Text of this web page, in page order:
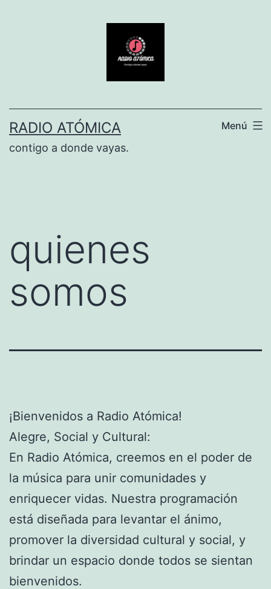
RADIO ATÓMICA
contigo a donde vayas.
Menú
quienes
somos
¡Bienvenidos a Radio Atómica!
Alegre, Social y Cultural:
En Radio Atómica, creemos en el poder de
la música para unir comunidades y
enriquecer vidas. Nuestra programación
está diseñada para levantar el ánimo,
promover la diversidad cultural y social, y
brindar un espacio donde todos se sientan
bienvenidos.